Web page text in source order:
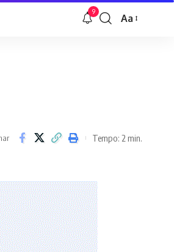
9
Font
Aa
Tempo: 2 min.